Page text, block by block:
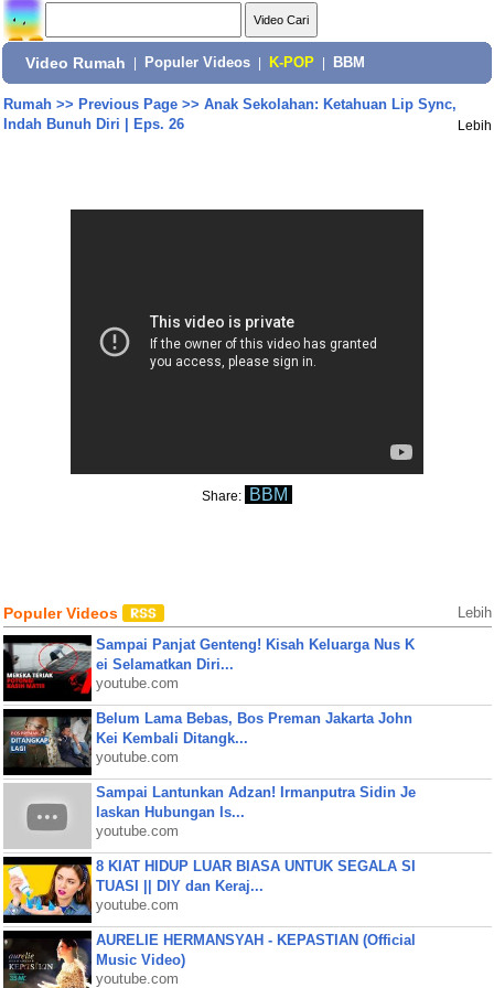
Video Rumah Populer Videos K-POP BBM
Rumah>> Previous Page>> Anak Sekolahan: Ketahuan Lip Sync,
Indah Bunuh Diri | Eps. 26
Lebih
Share: BBM
Populer Videos Lebih
Sampai Panjat Genteng! Kisah Keluarga Nus K
ei Selamatkan Diri...
youtube.com
Belum Lama Bebas, Bos Preman Jakarta John
Kei Kembali Ditangk...
youtube.com
Sampai Lantunkan Adzan! Irmanputra Sidin Je
laskan Hubungan Is...
youtube.com
8 KIAT HIDUP LUAR BIASA UNTUK SEGALA SI
TUASI || DIY dan Keraj...
youtube.com
AURELIE HERMANSYAH - KEPASTIAN (Official
Music Video)
youtube.com